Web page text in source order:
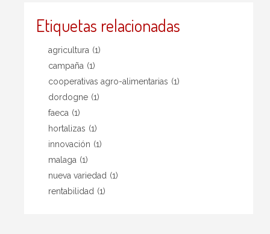
Etiquetas relacionadas
agricultura (1)
campaña (1)
cooperativas agro-alimentarias (1)
dordogne (1)
faeca (1)
hortalizas (1)
innovación (1)
malaga (1)
nueva variedad (1)
rentabilidad (1)